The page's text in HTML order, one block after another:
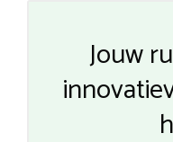
Jouw